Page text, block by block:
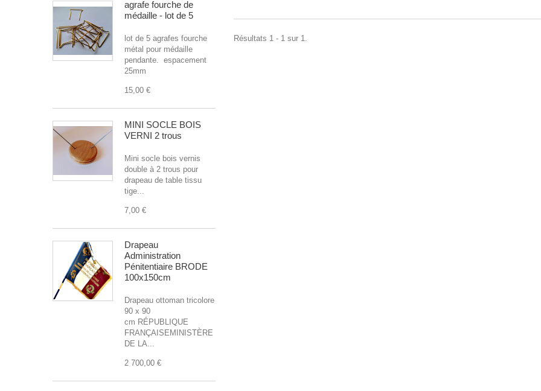
agrafe fourche de
médaille - lot de 5
lot de 5 agrafes fourche
métal pour médaille
pendante. espacement
25mm
15,00 €
MINI SOCLE BOIS
VERNI 2 trous
Mini socle bois vernis
double à 2 trous pour
drapeau de table tissu
tige...
7,00 €
Drapeau
Administration
Pénitentiaire BRODE
100x150cm
Drapeau ottoman tricolore
90 x 90
cm RÉPUBLIQUE
FRANÇAISEMINISTÈRE
DE LA...
2 700,00 €
Résultats 1 - 1 sur 1.